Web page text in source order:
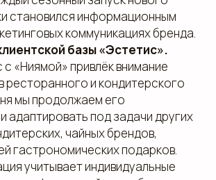
становился информационным
коммуникациях бренда.
базы «Эстетис».
«Ниямой» привлёк внимание
ресторанного и кондитерского
мы продолжаем его
адаптировать под задачи других
чайных брендов,
гастрономических подарков.
учитывает индивидуальные